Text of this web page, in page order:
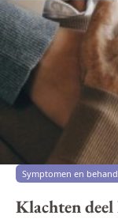
Symptomen en
Klachten